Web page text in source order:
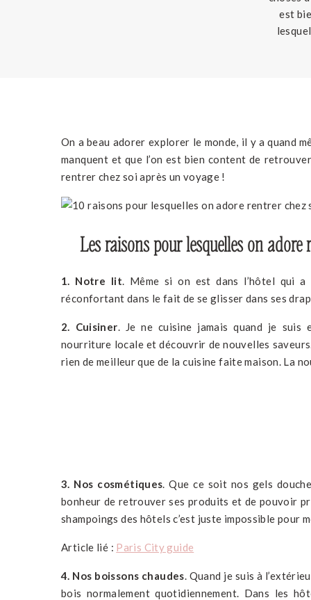
est
On a beau adorer explorer le monde, il y a quand
manquent et que l’on est bien content de
rentrer chez soi après un voyage !
Les raisons pour lesquelles on
1. Notre lit. Même si on est dans l’hôtel qui
réconfortant dans le fait de se glisser dans ses
2. Cuisiner. Je ne cuisine jamais quand je suis
nourriture locale et découvrir de nouvelles
rien de meilleur que de la cuisine faite maison. La
3. Nos cosmétiques . Que ce soit nos gels
bonheur de retrouver ses produits et de pouvoir
shampoings des hôtels c’est juste impossible pour
Article lié : Paris City guide
4. Nos boissons chaudes . Quand je suis à
bois normalement quotidiennement. Dans les